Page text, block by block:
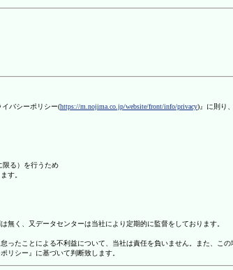
イバシーポリシー(https://m.nojima.co.jp/website/front/info/privacy)』に則り
限る）を行うため
す。
く、又データセンターは当社により定期的に監督をしております。
たことによる不利益について、当社は責任を負いません。また、こ
リシー』に基づいて判断致します。